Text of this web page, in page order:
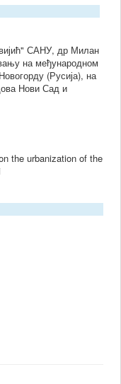
САНУ, др Милан
на међународном
(Русија), на
Нови Сад и
the urbanization of the